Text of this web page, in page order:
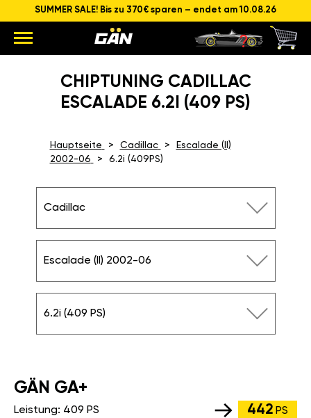
SUMMER SALE! Bis zu 370€ sparen – endet am 10.08.26
CHIPTUNING CADILLAC
ESCALADE 6.2I (409 PS)
Hauptseite Cadillac
Escalade (II)
2002-06
6.2i (409PS)
Cadillac
Escalade (II) 2002-06
6.2i (409 PS)
GÄN GA+
Leistung: 409 PS 442 PS